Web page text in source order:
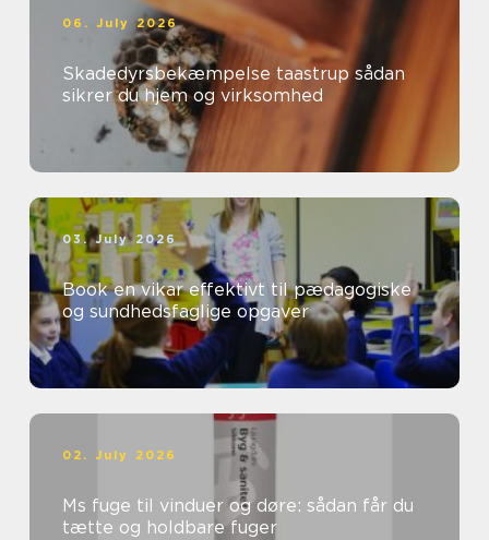
06. July 2026
Skadedyrsbekæmpelse taastrup sådan
sikrer du hjem og virksomhed
03. July 2026
Book en vikar effektivt til pædagogiske
og sundhedsfaglige opgaver
02. July 2026
Ms fuge til vinduer og døre: sådan får du
tætte og holdbare fuger